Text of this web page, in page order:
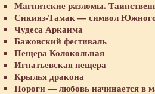
Магнитские разломы.
Сикияз-Тамак — символ
Чудеса Аркаима
Бажовский фестиваль
Пещера Колокольная
Игнатьевская пещера
Крылья дракона
Пороги — любовь начинается в